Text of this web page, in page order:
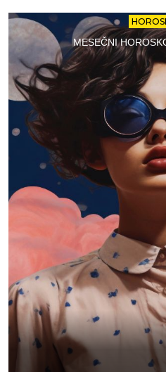
MESEČNI